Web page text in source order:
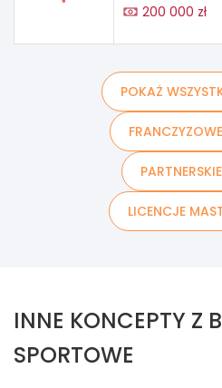
200 000 zł
POKAŻ
LICENCJE
INNE KONCEPTY Z
SPORTOWE